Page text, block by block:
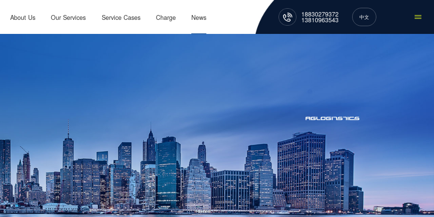
About Us Our Services Service Cases Charge News 18830279372
13810963543 中文